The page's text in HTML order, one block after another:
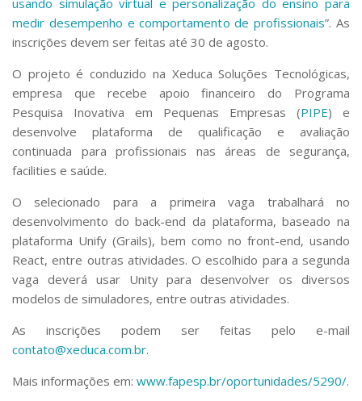
medir desempenho e comportamento de profissionais”. As
inscrições devem ser feitas até 30 de agosto.
O projeto é conduzido na Xeduca Soluções Tecnológicas,
empresa que recebe apoio financeiro do Programa
Pesquisa Inovativa em Pequenas Empresas (PIPE) e
desenvolve plataforma de qualificação e avaliação
continuada para profissionais nas áreas de segurança,
facilities e saúde.
O selecionado para a primeira vaga trabalhará no
desenvolvimento doback-end da plataforma, baseado na
plataforma Unify (Grails), bem como no front-end, usando
React, entre outras atividades. O escolhido para a segunda
vaga deverá usar Unity para desenvolver os diversos
modelos de simuladores, entre outras atividades.
As inscrições podem ser feitas pelo e-mail
contato@xeduca.com.br.
Mais informações em: www.fapesp.br/oportunidades/5290/.